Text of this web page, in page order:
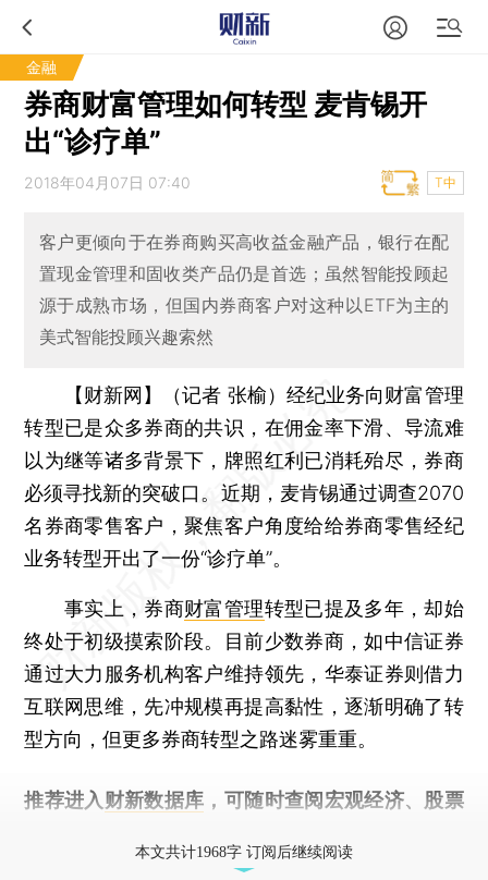
金融
券商财富管理如何转型 麦肯锡开
出“诊疗单”
2018年04月07日 07:40 T中
客户更倾向于在券商购买高收益金融产品，银行在配
置现金管理和固收类产品仍是首选；虽然智能投顾起
源于成熟市场，但国内券商客户对这种以ETF为主的
美式智能投顾兴趣索然
【财新网】（记者 张榆） 经纪业务向财富管理
转型已是众多券商的共识，在佣金率下滑、导流难
以为继等诸多背景下，牌照红利已消耗殆尽，券商
必须寻找新的突破口。近期，麦肯锡通过调查2070
名券商零售客户，聚焦客户角度给给券商零售经纪
业务转型开出了一份“诊疗单”。
事实上，券商财富管理转型已提及多年，却始
终处于初级摸索阶段。目前少数券商，如中信证券
通过大力服务机构客户维持领先，华泰证券则借力
互联网思维，先冲规模再提高黏性，逐渐明确了转
型方向，但更多券商转型之路迷雾重重。
推荐进入 财新数据库 ，可随时查阅宏观经济、股票
本文共计1968字 订阅后继续阅读